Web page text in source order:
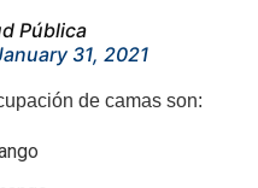
Pública
31, 2021
de camas son: